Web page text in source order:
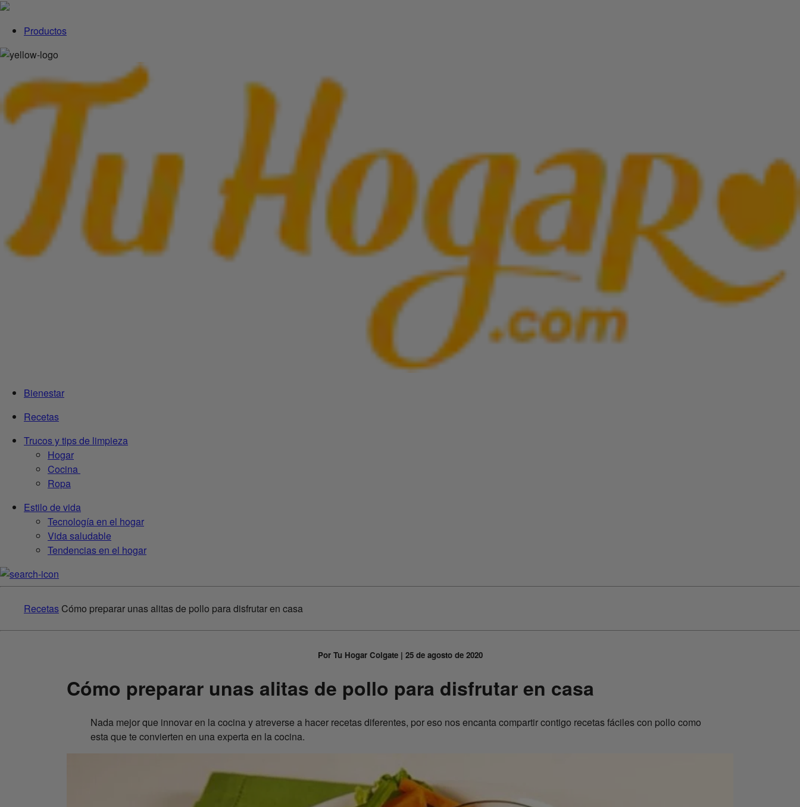
Productos
Bienestar
Recetas
Trucos y tips de limpieza
Hogar
Cocina
Ropa
Estilo de vida
Tecnología en el hogar
Vida saludable
Tendencias en el hogar
Recetas Cómo preparar unas alitas de pollo para disfrutar en casa
Por Tu Hogar Colgate | 25 de agosto de 2020
Cómo preparar unas alitas de pollo para disfrutar en casa
Nada mejor que innovar en la cocina y atreverse a hacer recetas diferentes, por eso nos encanta compartir contigo recetas fáciles con pollo como
esta que te convierten en una experta en la cocina.